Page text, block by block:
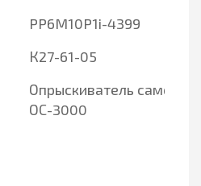
PP6M10P1i-4399
К27-61-05
Опрыскиватель
ОС-3000